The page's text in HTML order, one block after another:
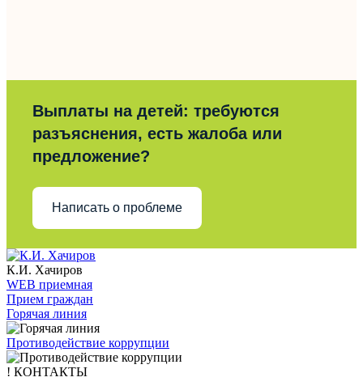
Выплаты на детей: требуются
разъяснения, есть жалоба или
предложение?
Написать о проблеме
К.И. Хачиров
WEB приемная
Прием граждан
Горячая линия
Противодействие коррупции
! КОНТАКТЫ